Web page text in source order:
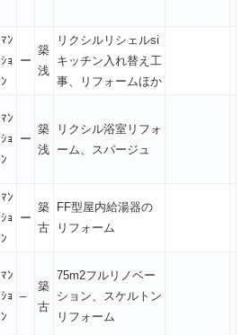
ﾏﾝ
ｼｮ
ﾝ
ー
築
浅
リクシルリシェルsi
キッチン入れ替え工
事、リフォームほか
ﾏﾝ
ｼｮ
ﾝ
ー
築
浅
リクシル浴室リフォ
ーム、スパージュ
ﾏﾝ
ｼｮ
ﾝ
ー
築
古
FF型屋内給湯器の
リフォーム
ﾏﾝ
ｼｮ
ﾝ
–
築
古
75m2フルリノベー
ション、スケルトン
リフォーム